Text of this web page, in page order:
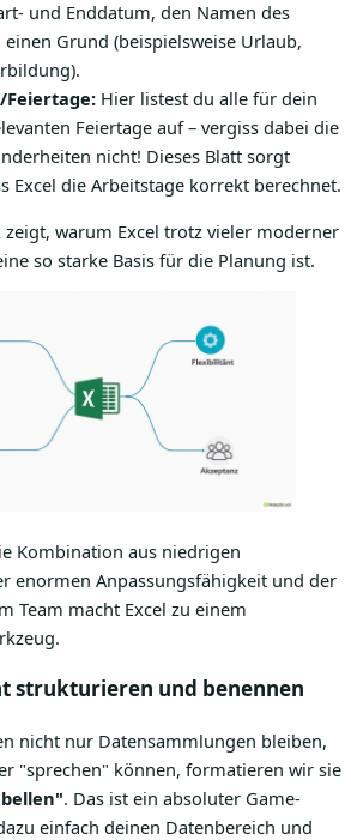
und Enddatum, den Namen des
Grund (beispielsweise Urlaub,
Feiertage: Hier listest du alle für dein
Feiertage auf – vergiss dabei die
nicht! Dieses Blatt sorgt
Excel die Arbeitstage korrekt berechnet.
warum Excel trotz vieler moderner
so starke Basis für die Planung ist.
Kombination aus niedrigen
enormen Anpassungsfähigkeit und der
Team macht Excel zu einem
strukturieren und benennen
nicht nur Datensammlungen bleiben,
"sprechen" können, formatieren wir sie
. Das ist ein absoluter Game-
einfach deinen Datenbereich und